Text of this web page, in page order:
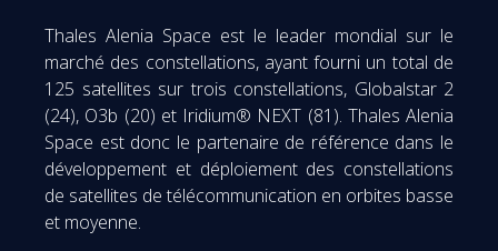
Thales Alenia Space est le leader mondial sur le
marché des constellations, ayant fourni un total de
125 satellites sur trois constellations, Globalstar 2
(24), O3b (20) et Iridium® NEXT (81). Thales Alenia
Space est donc le partenaire de référence dans le
développement et déploiement des constellations
de satellites de télécommunication en orbites basse
et moyenne.